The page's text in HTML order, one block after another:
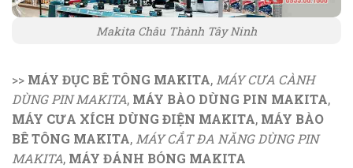
Makita Châu Thành Tây Ninh
>> MÁY ĐỤC BÊ TÔNG MAKITA, MÁY CƯA CÀNH
DÙNG PIN MAKITA, MÁY BÀO DÙNG PIN MAKITA,
MÁY CƯA XÍCH DÙNG ĐIỆN MAKITA, MÁY BÀO
BÊ TÔNG MAKITA, MÁY CẮT ĐA NĂNG DÙNG PIN
MAKITA, MÁY ĐÁNH BÓNG MAKITA